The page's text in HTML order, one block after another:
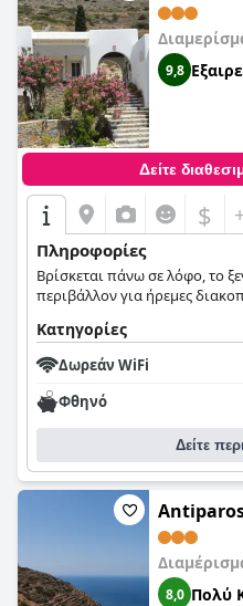
9,8
Δείτε
$
Πληροφορίες
Βρίσκεται πάνω σε λόφο, το
περιβάλλον για ήρεμες
Κατηγορίες
Δωρεάν WiFi
Φθηνό
Δείτε
8,0 Πολύ